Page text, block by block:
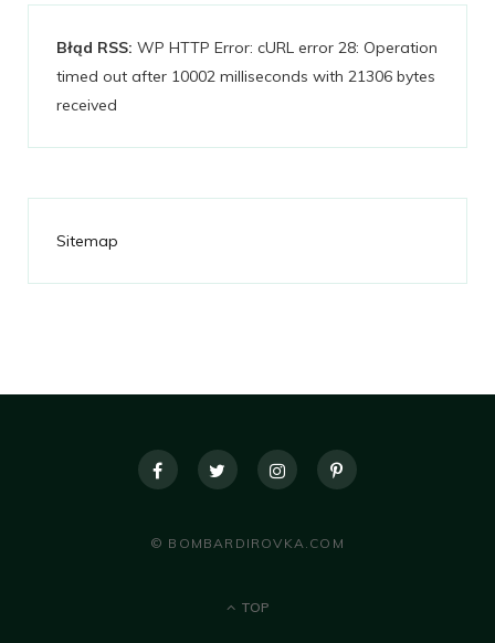
Błąd RSS: WP HTTP Error: cURL error 28: Operation
timed out after 10002 milliseconds with 21306 bytes
received
Sitemap
© BOMBARDIROVKA.COM
TOP